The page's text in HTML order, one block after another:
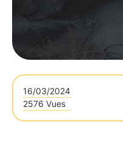
16/03/2024
2576 Vues